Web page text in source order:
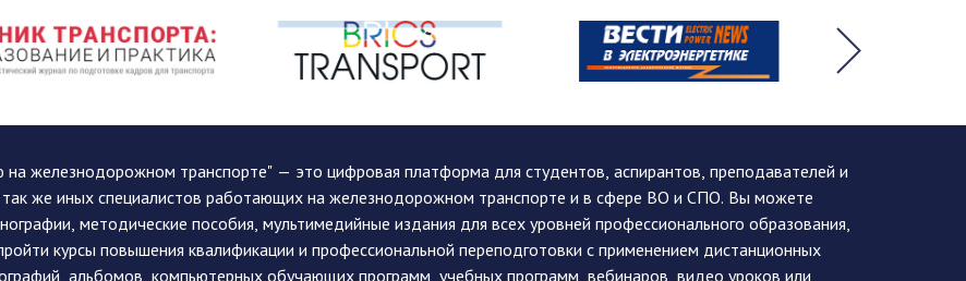
железнодорожном транспорте" — это цифровая платформа для студентов, аспирантов, преподавателей и
так же иных специалистов работающих на железнодорожном транспорте и в сфере ВО и СПО. Вы можете
методические пособия, мультимедийные издания для всех уровней профессионального образования,
курсы повышения квалификации и профессиональной переподготовки с применением дистанционных
альбомов, компьютерных обучающих программ, учебных программ, вебинаров, видео уроков или